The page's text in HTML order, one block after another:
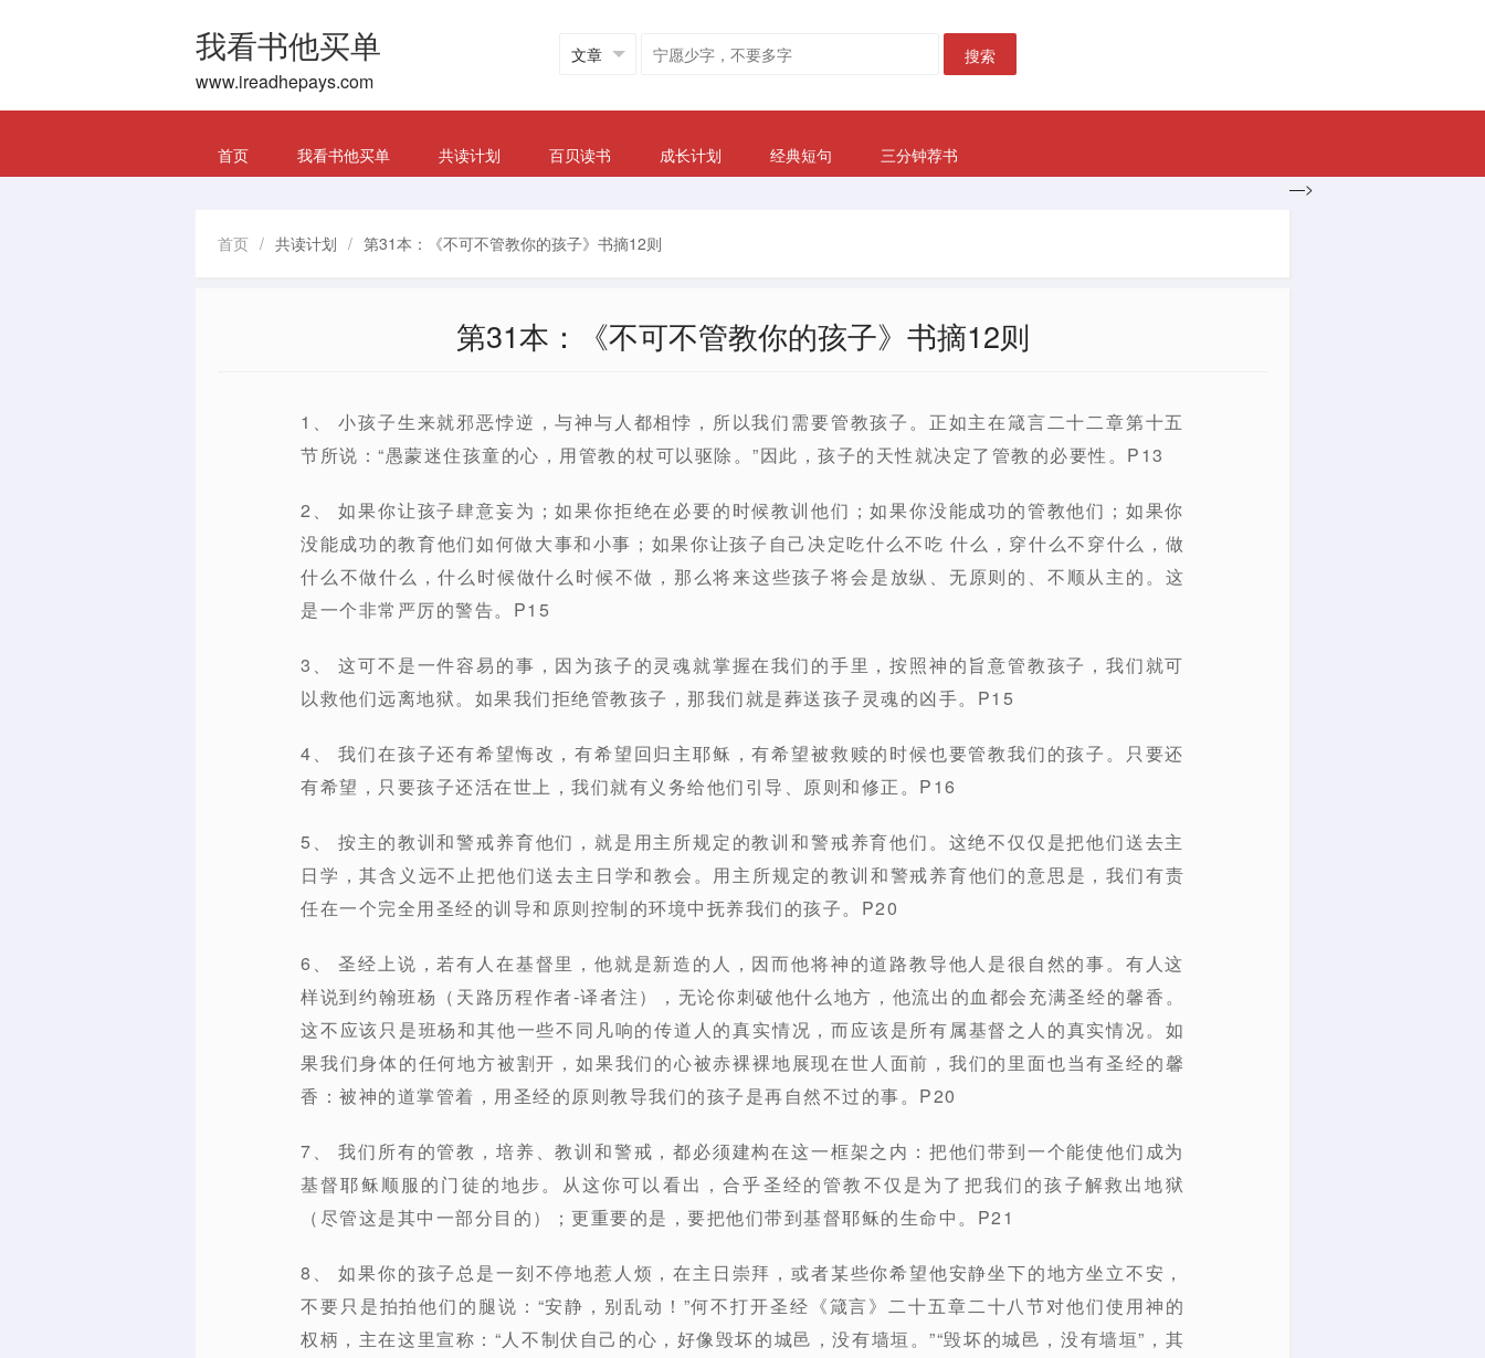
我看书他买单
www.ireadhepays.com
搜索
首页 我看书他买单 共读计划 百贝读书 成长计划 经典短句
三分钟荐书
—>
首页 / 共读计划 / 第31本：《不可不管教你的孩子》书摘12则
第31本：《不可不管教你的孩子》书摘12则
1、 小孩子生来就邪恶悖逆，与神与人都相悖，所以我们需要管教孩子。正如主在箴言二十二章第十五
节所说：“愚蒙迷住孩童的心，用管教的杖可以驱除。”因此，孩子的天性就决定了管教的必要性。P13
2、 如果你让孩子肆意妄为；如果你拒绝在必要的时候教训他们；如果你没能成功的管教他们；如果你
没能成功的教育他们如何做大事和小事；如果你让孩子自己决定吃什么不吃 什么，穿什么不穿什么，做
什么不做什么，什么时候做什么时候不做，那么将来这些孩子将会是放纵、无原则的、不顺从主的。这
是一个非常严厉的警告。P15
3、 这可不是一件容易的事，因为孩子的灵魂就掌握在我们的手里，按照神的旨意管教孩子，我们就可
以救他们远离地狱。如果我们拒绝管教孩子，那我们就是葬送孩子灵魂的凶手。P15
4、 我们在孩子还有希望悔改，有希望回归主耶稣，有希望被救赎的时候也要管教我们的孩子。只要还
有希望，只要孩子还活在世上，我们就有义务给他们引导、原则和修正。P16
5、 按主的教训和警戒养育他们，就是用主所规定的教训和警戒养育他们。这绝不仅仅是把他们送去主
日学，其含义远不止把他们送去主日学和教会。用主所规定的教训和警戒养育他们的意思是，我们有责
任在一个完全用圣经的训导和原则控制的环境中抚养我们的孩子。P20
6、 圣经上说，若有人在基督里，他就是新造的人，因而他将神的道路教导他人是很自然的事。有人这
样说到约翰班杨（天路历程作者-译者注），无论你刺破他什么地方，他流出的血都会充满圣经的馨香。
这不应该只是班杨和其他一些不同凡响的传道人的真实情况，而应该是所有属基督之人的真实情况。如
果我们身体的任何地方被割开，如果我们的心被赤裸裸地展现在世人面前，我们的里面也当有圣经的馨
香：被神的道掌管着，用圣经的原则教导我们的孩子是再自然不过的事。P20
7、 我们所有的管教，培养、教训和警戒，都必须建构在这一框架之内：把他们带到一个能使他们成为
基督耶稣顺服的门徒的地步。从这你可以看出，合乎圣经的管教不仅是为了把我们的孩子解救出地狱
（尽管这是其中一部分目的）；更重要的是，要把他们带到基督耶稣的生命中。P21
8、 如果你的孩子总是一刻不停地惹人烦，在主日崇拜，或者某些你希望他安静坐下的地方坐立不安，
不要只是拍拍他们的腿说：“安静，别乱动！”何不打开圣经《箴言》二十五章二十八节对他们使用神的
权柄，主在这里宣称：“人不制伏自己的心，好像毁坏的城邑，没有墙垣。”“毁坏的城邑，没有墙垣”，其